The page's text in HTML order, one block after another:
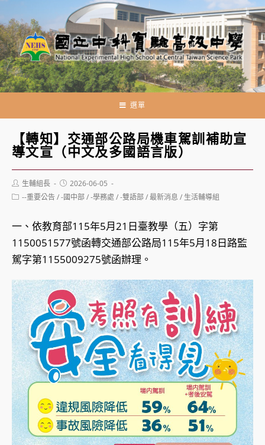
轉
至
主
要
內
選單
【轉知】交通部公路局機車駕訓補助宣
導文宣（中文及多國語言版）
Post
author:
生輔組長
Post
published:
2026-06-05
Post--重要公告/-國中部/-學務處 /-雙語部/最新消息 / 生活輔導組
一、依教育部115年5月21日臺教學（五）字第
1150051577號函轉交通部公路局115年5月18日路監
駕字第1155009275號函辦理。